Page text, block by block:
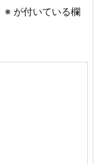
※ が付いている欄